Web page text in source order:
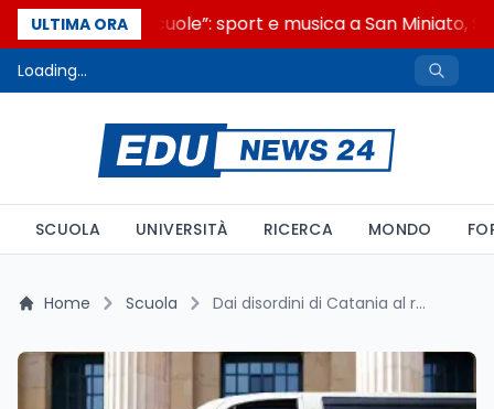
ULTIMA ORA
“Noi siamo le Scuole”: sport e musica a San Miniato,
Loading...
SCUOLA UNIVERSITÀ RICERCA MONDO
Home Scuola Dai disordini di Catania al re a Roma: il 9 giugno prima della svolta MIM